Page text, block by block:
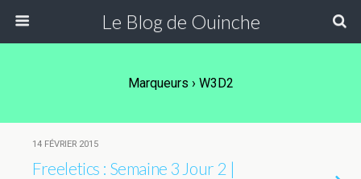
Le Blog de Ouinche
Marqueurs › W3D2
14 FÉVRIER 2015
Freeletics : Semaine 3 Jour 2 |